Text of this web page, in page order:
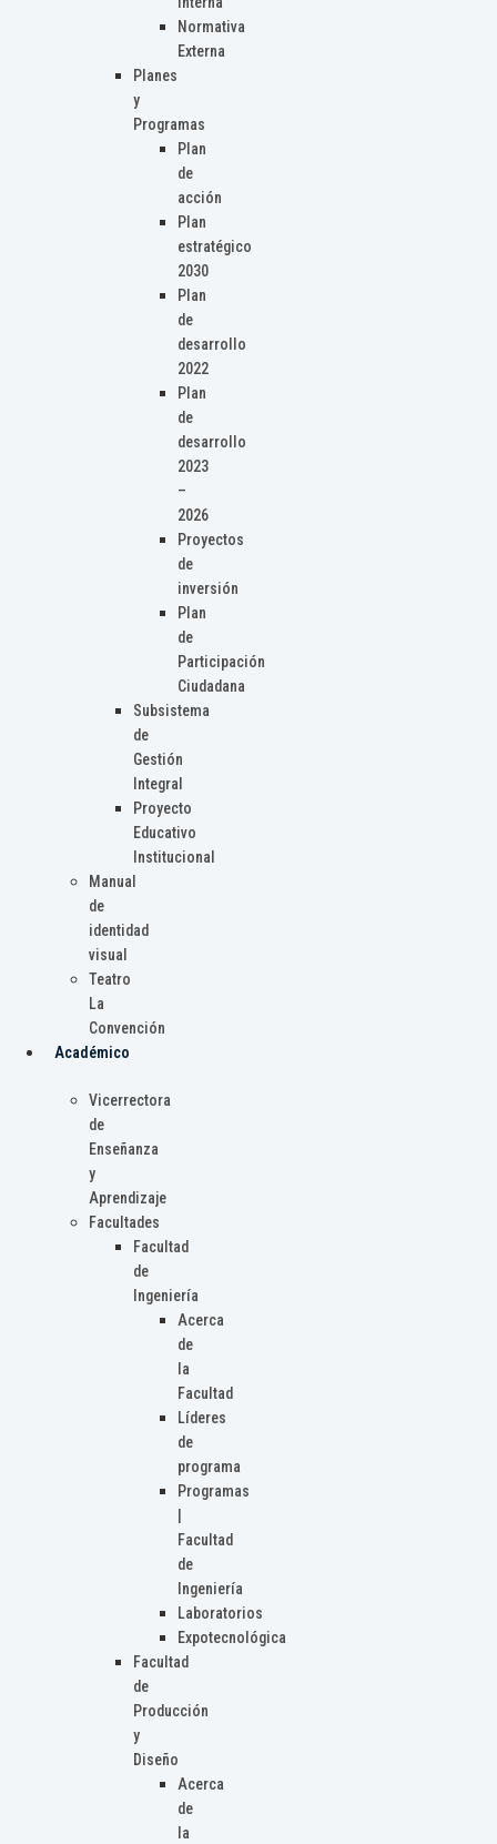
Normativa
Externa
Planes
y
Programas
Plan
de
acción
Plan
estratégico
2030
Plan
de
desarrollo
2022
Plan
de
desarrollo
2023
–
2026
Proyectos
de
inversión
Plan
de
Participación
Ciudadana
Subsistema
de
Gestión
Integral
Proyecto
Educativo
Institucional
Manual
de
identidad
visual
Teatro
La
Convención
Académico
Vicerrectora
de
Enseñanza
y
Aprendizaje
Facultades
Facultad
de
Ingeniería
Acerca
de
la
Facultad
Líderes
de
programa
Programas
Facultad
de
Ingeniería
Laboratorios
Expotecnológica
Facultad
de
Producción
y
Diseño
Acerca
de
la